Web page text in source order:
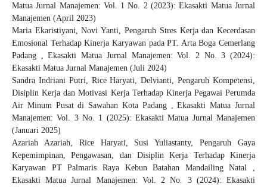
Matua Jurnal Manajemen: Vol. 1 No. 2 (2023): Ekasakti Matua Jurnal
Manajemen (April 2023)
Maria Ekaristiyani, Novi Yanti, Pengaruh Stres Kerja dan Kecerdasan
Emosional Terhadap Kinerja Karyawan pada PT. Arta Boga Cemerlang
Padang
,Ekasakti Matua Jurnal Manajemen: Vol. 2 No. 3 (2024):
Ekasakti Matua Jurnal Manajemen (Juli 2024)
Sandra Indriani Putri, Rice Haryati, Delvianti,Pengaruh Kompetensi,
Disiplin Kerja dan Motivasi Kerja Terhadap Kinerja Pegawai Perumda
Air Minum Pusat di Sawahan Kota Padang
,Ekasakti Matua Jurnal
Manajemen: Vol. 3 No. 1 (2025): Ekasakti Matua Jurnal Manajemen
(Januari 2025)
Azariah Azariah, Rice Haryati, Susi Yuliastanty,Pengaruh Gaya
Kepemimpinan, Pengawasan, dan Disiplin Kerja Terhadap Kinerja
Karyawan PT Palmaris Raya Kebun Batahan Mandailing Natal
Ekasakti Matua Jurnal Manajemen: Vol. 2 No. 3 (2024): Ekasakti